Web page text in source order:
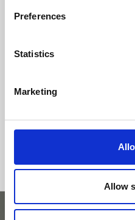
Preferences
Statistics
Marketing
Allow